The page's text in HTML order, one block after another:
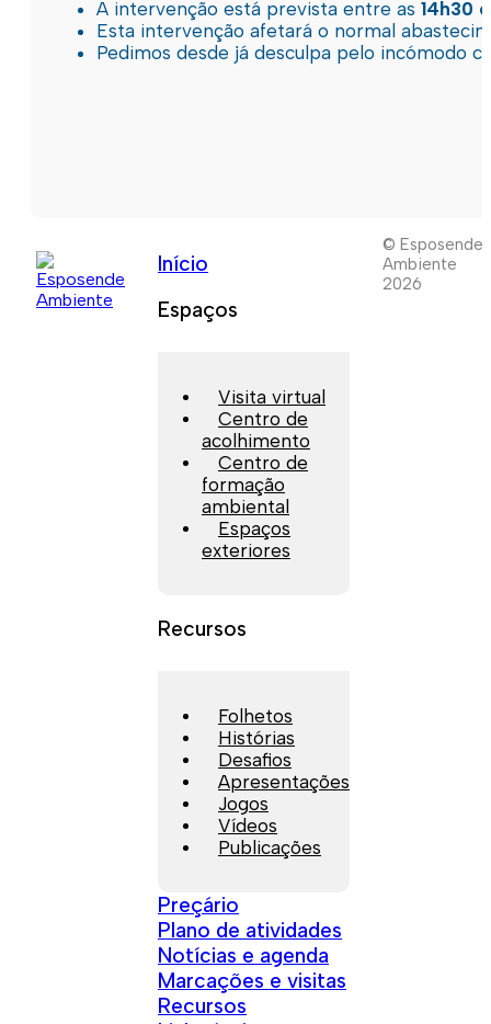
A intervenção está prevista entre as 14h30
Esta intervenção afetará o normal
Pedimos desde já desculpa pelo incómodo
Início
Espaços
Visita virtual
Centro de
acolhimento
Centro de
formação
ambiental
Espaços
exteriores
Recursos
Folhetos
Histórias
Desafios
Apresentações
Jogos
Vídeos
Publicações
Preçário
Plano de atividades
Notícias e agenda
Marcações e visitas
Recursos
© Esposende
Ambiente
2026